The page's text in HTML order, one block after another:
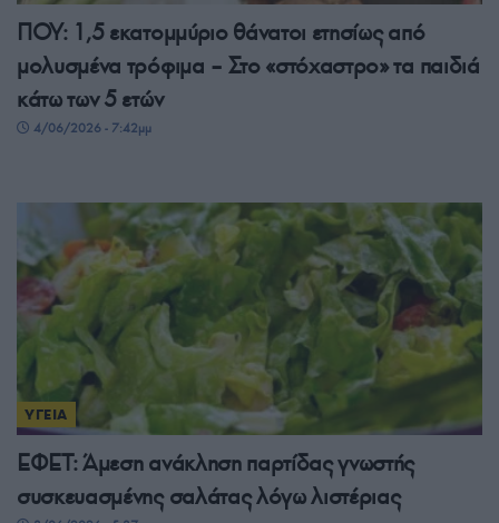
ΠΟΥ: 1,5 εκατομμύριο θάνατοι ετησίως από
μολυσμένα τρόφιμα – Στο «στόχαστρο» τα παιδιά
κάτω των 5 ετών
4/06/2026 - 7:42μμ
ΥΓΕΙΑ
ΕΦΕΤ: Άμεση ανάκληση παρτίδας γνωστής
συσκευασμένης σαλάτας λόγω λιστέριας